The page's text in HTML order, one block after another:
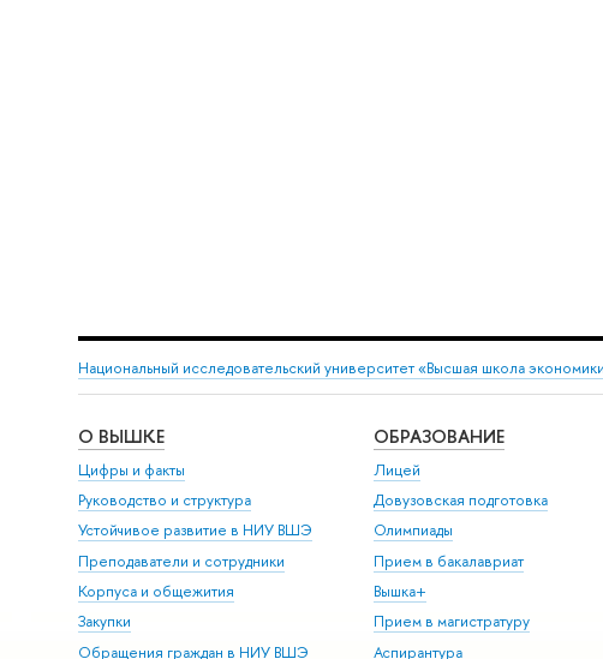
Национальный исследовательский университет «Высшая школа
О ВЫШКЕ
Цифры и факты
Руководство и структура
Устойчивое развитие в НИУ ВШЭ
Преподаватели и сотрудники
Корпуса и общежития
Закупки
Обращения граждан в НИУ ВШЭ
ОБРАЗОВАНИЕ
Лицей
Довузовская подготовка
Олимпиады
Прием в бакалавриат
ышка+
Прием в магистратуру
Аспирантура